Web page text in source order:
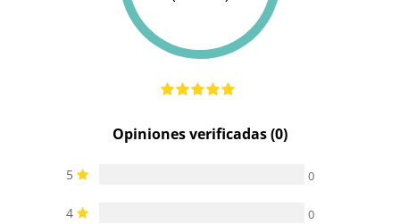
Opiniones verificadas (0)
5 0
4 0